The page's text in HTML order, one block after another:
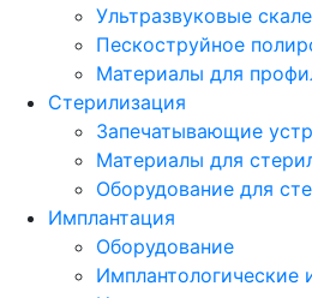
Ультразвуковые
Пескоструйное
Материалы для
Стерилизация
Запечатывающие
Материалы для
Оборудование для
Имплантация
Оборудование
Имплантологические